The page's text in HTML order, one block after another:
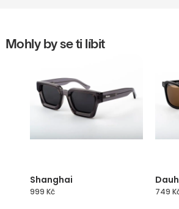
Mohly by se ti líbit
Shanghai
999 Kč 749